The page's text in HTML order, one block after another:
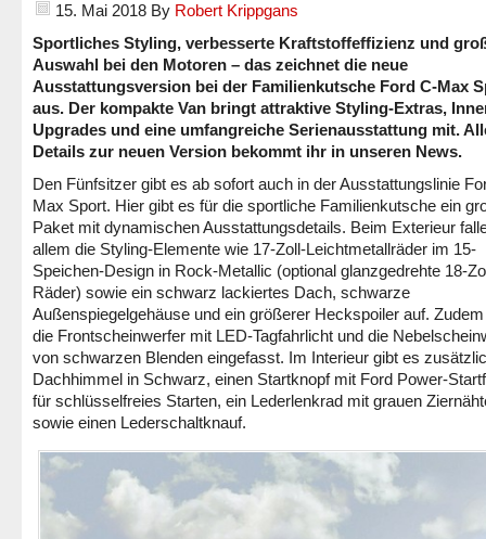
15. Mai 2018 By Robert Krippgans
Sportliches Styling, verbesserte Kraftstoffeffizienz und
Auswahl bei den Motoren – das zeichnet die neue
Ausstattungsversion bei der Familienkutsche Ford C-Max
aus. Der kompakte Van bringt attraktive Styling-Extras,
Upgrades und eine umfangreiche Serienausstattung mit.
Details zur neuen Version bekommt ihr in unseren News.
Den Fünfsitzer gibt es ab sofort auch in der Ausstattungslinie
Max Sport. Hier gibt es für die sportliche Familienkutsche ein
Paket mit dynamischen Ausstattungsdetails. Beim Exterieur
allem die Styling-Elemente wie 17-Zoll-Leichtmetallräder im 15-
Speichen-Design in Rock-Metallic (optional glanzgedrehte 18-
Räder) sowie ein schwarz lackiertes Dach, schwarze
Außenspiegelgehäuse und ein größerer Heckspoiler auf.
die Frontscheinwerfer mit LED-Tagfahrlicht und die
von schwarzen Blenden eingefasst. Im Interieur gibt es
Dachhimmel in Schwarz, einen Startknopf mit Ford Power-
für schlüsselfreies Starten, ein Lederlenkrad mit grauen
sowie einen Lederschaltknauf.